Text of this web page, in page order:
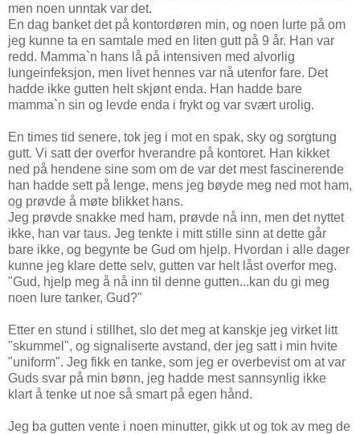
men noen unntak var det.
En dag banket det på kontordøren min, og noen lurte på om
jeg kunne ta en samtale med en liten gutt på 9 år. Han var
redd. Mamma`n hans lå på intensiven med alvorlig
lungeinfeksjon, men livet hennes var nå utenfor fare. Det
hadde ikke gutten helt skjønt enda. Han hadde bare
mamma`n sin og levde enda i frykt og var svært urolig.
En times tid senere, tok jeg i mot en spak, sky og sorgtung
gutt. Vi satt der overfor hverandre på kontoret. Han kikket
ned på hendene sine som om de var det mest fascinerende
han hadde sett på lenge, mens jeg bøyde meg ned mot ham,
og prøvde å møte blikket hans.
Jeg prøvde snakke med ham, prøvde nå inn, men det nyttet
ikke, han var taus. Jeg tenkte i mitt stille sinn at dette går
bare ikke, og begynte be Gud om hjelp. Hvordan i alle dager
kunne jeg klare dette selv, gutten var helt låst overfor meg.
"Gud, hjelp meg å nå inn til denne gutten...kan du gi meg
noen lure tanker, Gud?"
Etter en stund i stillhet, slo det meg at kanskje jeg virket litt
"skummel", og signaliserte avstand, der jeg satt i min hvite
"uniform". Jeg fikk en tanke, som jeg er overbevist om at var
Guds svar på min bønn, jeg hadde mest sannsynlig ikke
klart å tenke ut noe så smart på egen hånd.
Jeg ba gutten vente i noen minutter, gikk ut og tok av meg de